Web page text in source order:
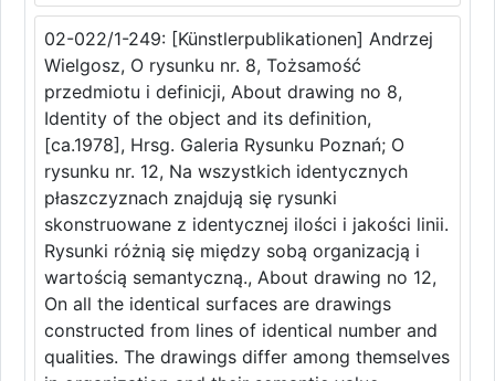
02-022/1-249: [Künstlerpublikationen] Andrzej
Wielgosz, O rysunku nr. 8, Tożsamość
przedmiotu i definicji, About drawing no 8,
Identity of the object and its definition,
[ca.1978], Hrsg. Galeria Rysunku Poznań; O
rysunku nr. 12, Na wszystkich identycznych
płaszczyznach znajdują się rysunki
skonstruowane z identycznej ilości i jakości linii.
Rysunki różnią się między sobą organizacją i
wartością semantyczną., About drawing no 12,
On all the identical surfaces are drawings
constructed from lines of identical number and
qualities. The drawings differ among themselves